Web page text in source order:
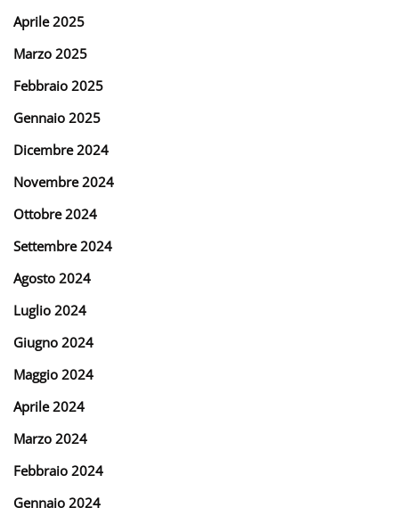
Aprile 2025
Marzo 2025
Febbraio 2025
Gennaio 2025
Dicembre 2024
Novembre 2024
Ottobre 2024
Settembre 2024
Agosto 2024
Luglio 2024
Giugno 2024
Maggio 2024
Aprile 2024
Marzo 2024
Febbraio 2024
Gennaio 2024